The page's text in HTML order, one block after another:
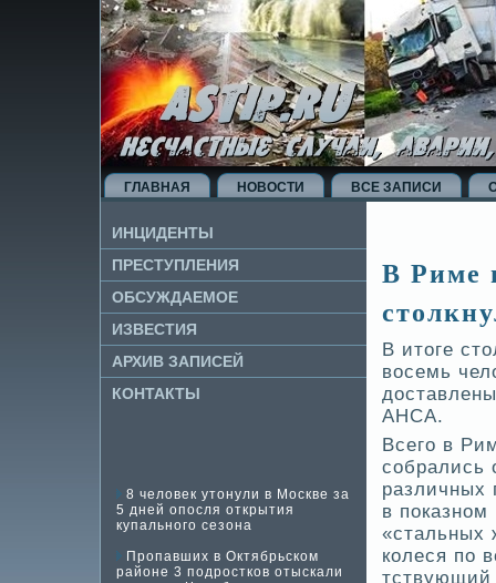
ГЛАВНАЯ НОВОСТИ ВСЕ ЗАПИСИ
ИНЦИДЕНТЫ
ПРЕСТУПЛЕНИЯ
ОБСУЖДАЕМОЕ
ИЗВЕ­СТИЯ
АРХИВ ЗАПИСЕЙ
КОНТАКТЫ
8 человек утонули в Москве за
5 дней опосля открытия
купального сезона
Пропавших в Октябрьском
районе 3 подростков отыскали
В Риме
В итоге
восемь
АНСА.
Всего в
собрались
различных
в
«стальных
колеся по
тствующий